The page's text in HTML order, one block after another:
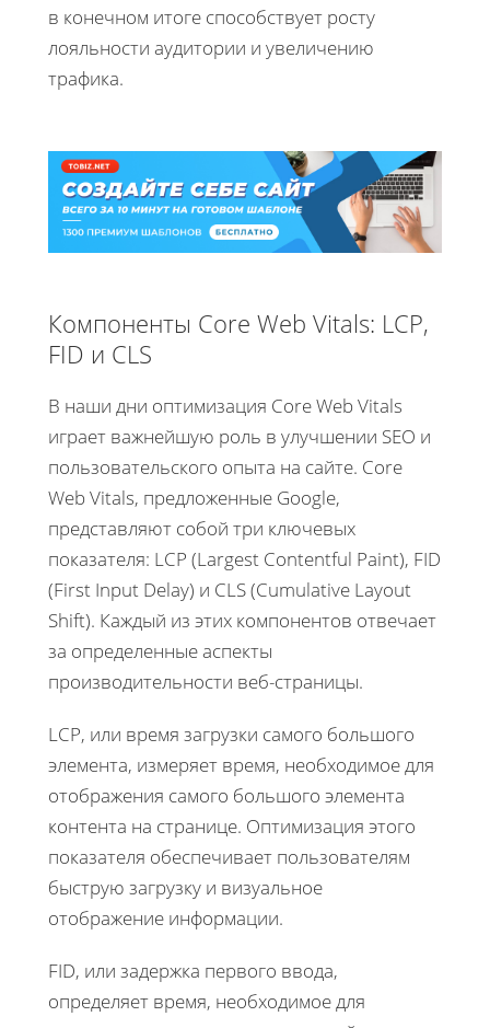
в конечном итоге способствует росту
лояльности аудитории и увеличению
трафика.
Компоненты Core Web Vitals: LCP,
FID и CLS
В наши дни оптимизация Core Web Vitals
играет важнейшую роль в улучшении SEO и
пользовательского опыта на сайте. Core
Web Vitals, предложенные Google,
представляют собой три ключевых
показателя: LCP (Largest Contentful Paint), FID
(First Input Delay) и CLS (Cumulative Layout
Shift). Каждый из этих компонентов отвечает
за определенные аспекты
производительности веб-страницы.
LCP, или время загрузки самого большого
элемента, измеряет время, необходимое для
отображения самого большого элемента
контента на странице. Оптимизация этого
показателя обеспечивает пользователям
быструю загрузку и визуальное
отображение информации.
FID, или задержка первого ввода,
определяет время, необходимое для